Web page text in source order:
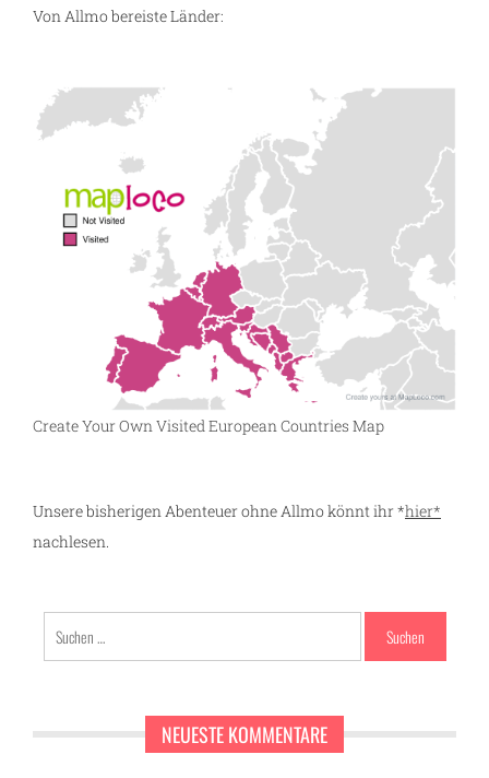
Von Allmo bereiste Länder:
Create Your Own Visited European Countries Map
Unsere bisherigen Abenteuer ohne Allmo könnt ihr *hier*
nachlesen.
Suchen
nach:
NEUESTE KOMMENTARE